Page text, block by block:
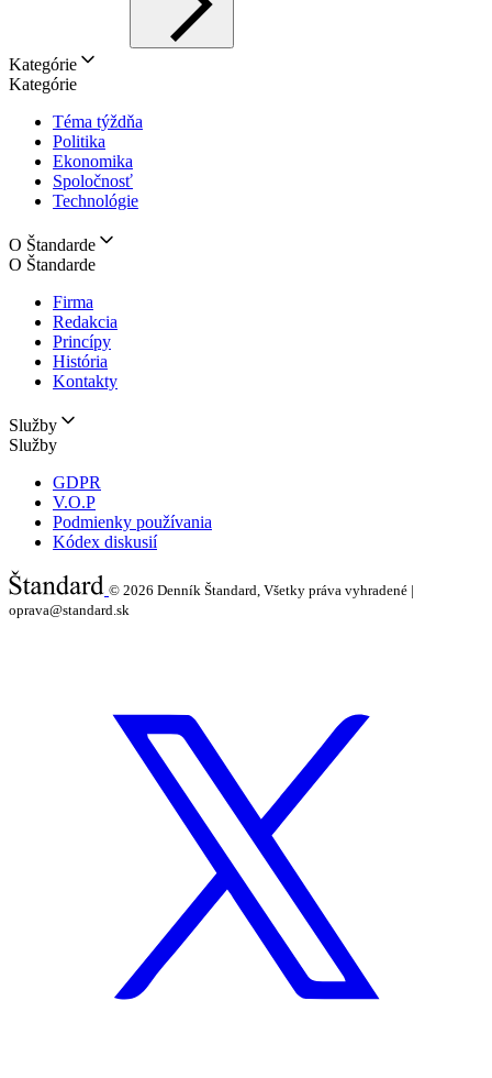
Kategórie
Kategórie
Téma týždňa
Politika
Ekonomika
Spoločnosť
Technológie
O Štandarde
O Štandarde
Firma
Redakcia
Princípy
História
Kontakty
Služby
Služby
GDPR
V.O.P
Podmienky používania
Kódex diskusií
© 2026 Denník Štandard, Všetky práva vyhradené |
oprava@standard.sk